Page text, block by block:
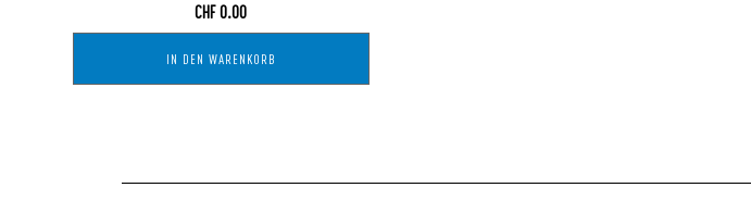
CHF0.00
IN DEN WARENKORB